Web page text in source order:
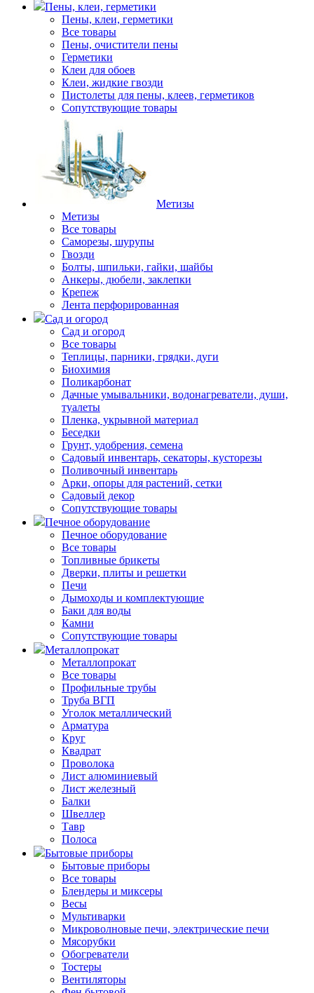
Пены, клеи, герметики
Пены, клеи, герметики
Все товары
Пены, очистители пены
Герметики
Клеи для обоев
Клеи, жидкие гвозди
Пистолеты для пены, клеев, герметиков
Сопутствующие товары
Метизы
Метизы
Все товары
Саморезы, шурупы
Гвозди
Болты, шпильки, гайки, шайбы
Анкеры, дюбели, заклепки
Крепеж
Лента перфорированная
Сад и огород
Сад и огород
Все товары
Теплицы, парники, грядки, дуги
Биохимия
Поликарбонат
Дачные умывальники, водонагреватели, души,
туалеты
Пленка, укрывной материал
Беседки
Грунт, удобрения, семена
Садовый инвентарь, секаторы, кусторезы
Поливочный инвентарь
Арки, опоры для растений, сетки
Садовый декор
Сопутствующие товары
Печное оборудование
Печное оборудование
Все товары
Топливные брикеты
Дверки, плиты и решетки
Печи
Дымоходы и комплектующие
Баки для воды
Камни
Сопутствующие товары
Металлопрокат
Металлопрокат
Все товары
Профильные трубы
Труба ВГП
Уголок металлический
Арматура
Круг
Квадрат
Проволока
Лист алюминиевый
Лист железный
Балки
Швеллер
Тавр
Полоса
Бытовые приборы
Бытовые приборы
Все товары
Блендеры и миксеры
Весы
Мультиварки
Микроволновые печи, электрические печи
Мясорубки
Обогреватели
Тостеры
Вентиляторы